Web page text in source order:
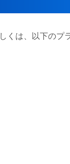
くは、以下のプ